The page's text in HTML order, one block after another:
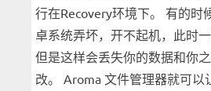
行在Recovery环境下。 有的时
卓系统弄坏，开不起机，此时
但是这样会丢失你的数据和你
改。 Aroma 文件管理器就可以